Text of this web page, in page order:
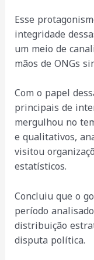
Esse
integridade
um meio de
mãos de ONGs
Com o papel
principais de
mergulhou no
e qualitativos,
visitou
estatísticos.
Concluiu que o
período
distribuição
disputa política.